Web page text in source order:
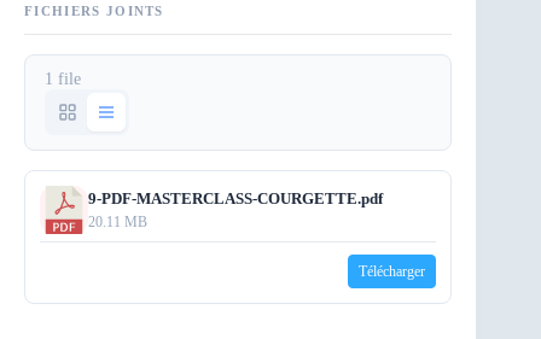
FICHIERS JOINTS
1 file
9-PDF-MASTERCLASS-COURGETTE.pdf
20.11 MB
Télécharger